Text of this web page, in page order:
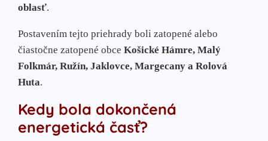
oblasť.
Postavením tejto priehrady boli zatopené alebo
čiastočne zatopené obce Košické Hámre, Malý
Folkmár, Ružín, Jaklovce, Margecany a Rolová
Huta.
Kedy bola dokončená
energetická časť?